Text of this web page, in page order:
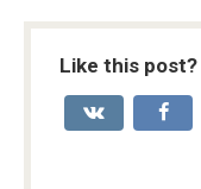
Like this